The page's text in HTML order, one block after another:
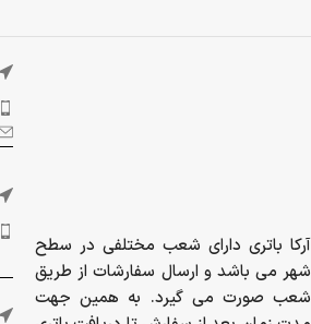
آرکا باتری دارای شعب مختلفی در سطح
شهر می باشد و ارسال سفارشات از طریق
شعب صورت می گیرد. به همین جهت